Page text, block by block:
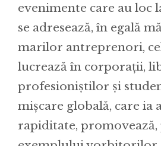
evenimente care au loc
se adresează, în egală
marilor antreprenori,
lucrează în corporații,
profesioniștilor și
mișcare globală, care ia
rapiditate,